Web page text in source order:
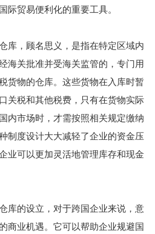
际贸易便利化的重要工具。
库，顾名思义，是指在特定区域内
海关批准并受海关监管的，专门用
货物的仓库。这些货物在入库时暂
关税和其他税费，只有在货物实际
内市场时，才需按照相关规定缴纳
制度设计大大减轻了企业的资金压
业可以更加灵活地管理库存和现金
库的设立，对于跨国企业来说，意
商业机遇。它可以帮助企业规避国